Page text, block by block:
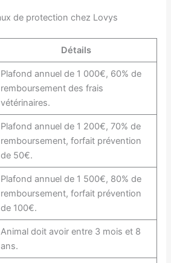
de protection chez Lovys
Détails
Plafond annuel de 1 000€, 60% de
remboursement des frais
vétérinaires.
Plafond annuel de 1 200€, 70% de
remboursement, forfait prévention
de 50€.
Plafond annuel de 1 500€, 80% de
remboursement, forfait prévention
de 100€.
Animal doit avoir entre 3 mois et 8
ans.